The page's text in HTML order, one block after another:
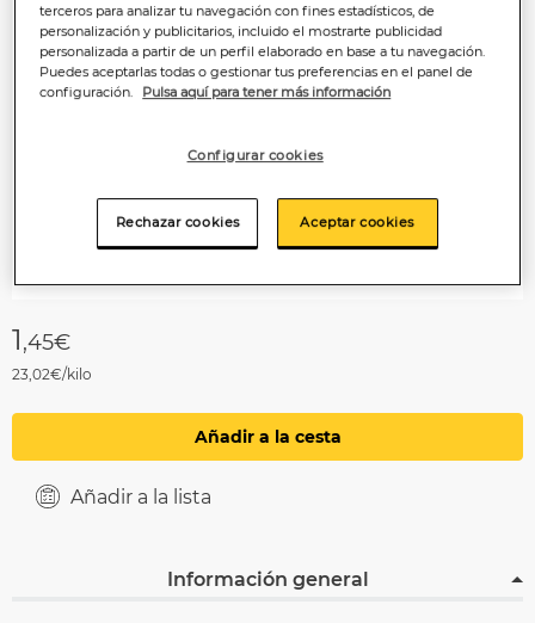
1,45€
23,02€/kilo
Añadir a la cesta
Añadir a la lista
Información general
terceros para analizar tu navegación con fines estadísticos, de
personalización y publicitarios, incluido el mostrarte publicidad
personalizada a partir de un perfil elaborado en base a tu navegación.
Puedes aceptarlas todas o gestionar tus preferencias en el panel de
configuración.
Pulsa aquí para tener más información
Configurar cookies
Rechazar cookies Aceptar cookies